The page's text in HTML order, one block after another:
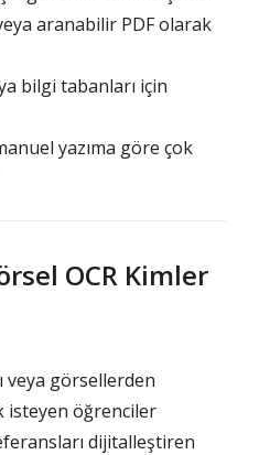
aranabilir PDF olarak
bilgi tabanları için
yazıma göre çok
OCR Kimler
veya görsellerden
isteyen öğrenciler
dijitalleştiren